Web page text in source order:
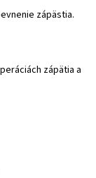
zápästia.
zápätia a